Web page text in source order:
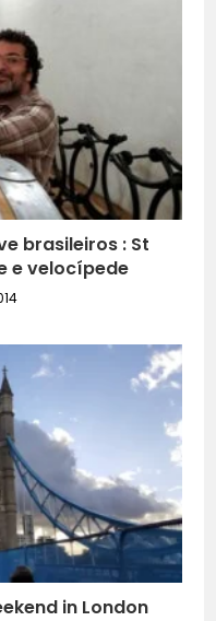
brasileiros : St
e velocípede
in London